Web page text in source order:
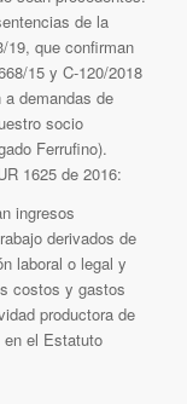
de la
19, que confirman
15 y C-120/2018
demandas de
socio
Ferrufino).
1625 de 2016:
ingresos
derivados de
laboral o legal y
costos y gastos
productora de
el Estatuto